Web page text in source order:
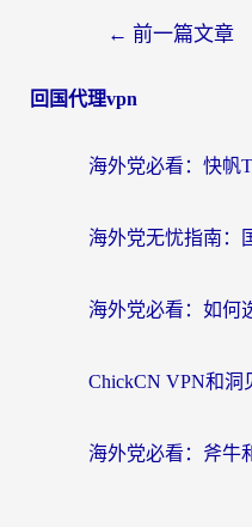
← 前一篇文章
回国代理vpn